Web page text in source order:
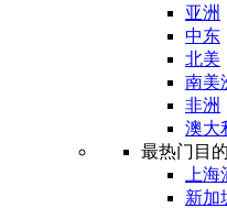
亚洲
中东
北美
南美
非洲
澳大
最热门目
上
新加